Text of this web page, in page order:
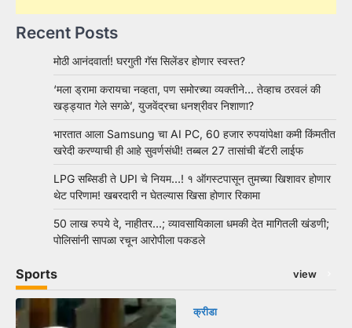
Recent Posts
मोठी आनंदवार्ता! घरगुती गॅस सिलेंडर होणार स्वस्त?
‘मला ड्रामा करायचा नव्हता, पण समोरच्या व्यक्तीने… तेव्हाच ठरवलं की
खड्ड्यात गेले सगळे’, युजवेंद्रचा धनश्रीवर निशाणा?
भारतात आला Samsung चा AI PC, 60 हजार रुपयांपेक्षा कमी किंमतीत
खरेदी करण्याची ही आहे सुवर्णसंधी! तब्बल 27 तासांची बॅटरी लाईफ
LPG सब्सिडी ते UPI चे नियम…! १ ऑगस्टपासून तुमच्या खिशावर होणार
थेट परिणाम! खबरदारी न घेतल्यास खिसा होणार रिकामा
50 लाख रुपये दे, नाहीतर…; व्यावसायिकाला धमकी देत मागितली खंडणी;
पोलिसांनी सापळा रचून आरोपीला पकडले
Sports view
क्रीडा